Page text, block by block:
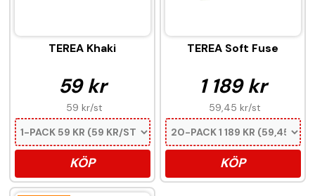
TEREA Khaki
59 kr
59 kr/st
KÖP
TEREA Soft Fuse
1 189 kr
59,45 kr/st
KÖP